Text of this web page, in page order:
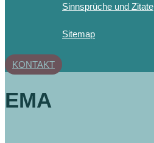
Sinnsprüche und Zitate
Sitemap
KONTAKT
EMA